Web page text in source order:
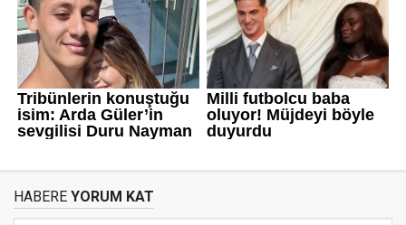
HABERE YORUM KAT